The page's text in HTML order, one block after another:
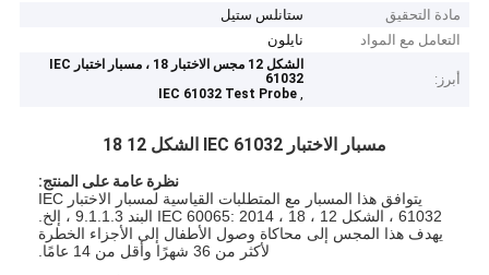
مادة التحقيق
ستانلس ستيل
التعامل مع المواد
نايلون
أبرز:
الشكل 12 مجس الاختبار 18 ، مسبار اختبار IEC
61032
,
IEC 61032 Test Probe
مسبار الاختبار IEC 61032 الشكل 12 18
نظرة عامة على المنتج:
يتوافق هذا المسبار مع المتطلبات القياسية لمسبار الاختبار IEC
61032 ، الشكل 12 ، 18 ، IEC 60065: 2014 البند 9.1.1.3 ، إلخ.
يهدف هذا المجس إلى محاكاة وصول الأطفال إلى الأجزاء الخطرة
لأكثر من 36 شهرًا وأقل من 14 عامًا.